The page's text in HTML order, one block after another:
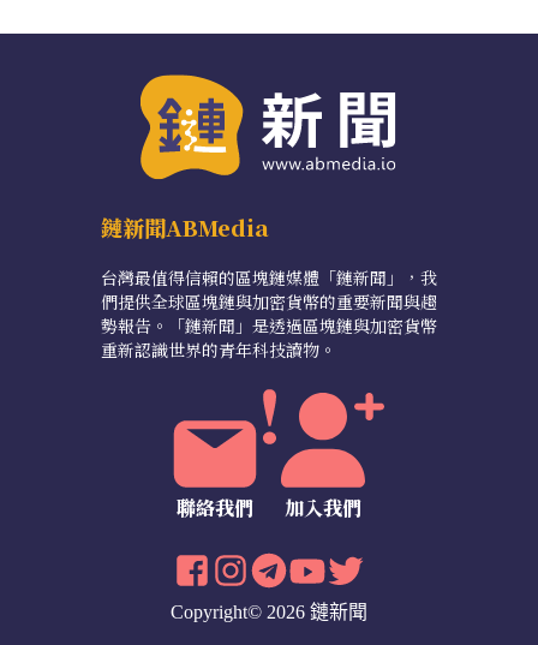
鏈新聞ABMedia
台灣最值得信賴的區塊鏈媒體「鏈新聞」，我
們提供全球區塊鏈與加密貨幣的重要新聞與趨
勢報告。「鏈新聞」是透過區塊鏈與加密貨幣
重新認識世界的青年科技讀物。
聯絡我們 加入我們
Copyright© 2026 鏈新聞